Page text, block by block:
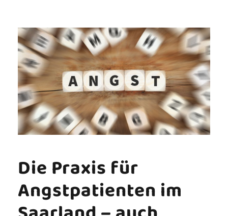
Die Praxis für
Angstpatienten im